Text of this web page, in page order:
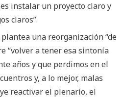
instalar un proyecto claro y
claros”.
una reorganización “de
“volver a tener esa sintonía
años y que perdimos en el
y, a lo mejor, malas
reactivar el plenario, el